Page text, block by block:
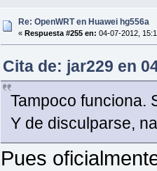
Re: OpenWRT en Huawei hg556a
« Respuesta #255 en: 04-07-2012,
Cita de: jar229 en
Tampoco funciona.
Y de disculparse,
Pues